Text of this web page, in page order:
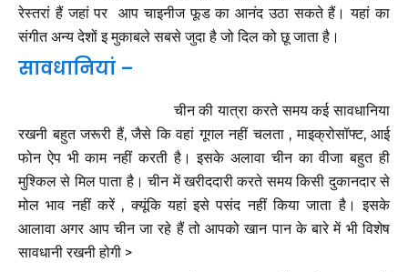
रेस्तरां हैं जहां पर आप चाइनीज फूड का आनंद उठा सकते हैं। यहां का
संगीत अन्य देशों इ मुकाबले सबसे जुदा है जो दिल को छू जाता है।
सावधानियां –
चीन की यात्रा करते समय कई सावधानिया
रखनी बहुत जरूरी हैं, जैसे कि वहां गूगल नहीं चलता , माइक्रोसॉफ्ट, आई
फोन ऐप भी काम नहीं करती है। इसके अलावा चीन का वीजा बहुत ही
मुश्किल से मिल पाता है। चीन में खरीददारी करते समय किसी दुकानदार से
मोल भाव नहीं करें , क्यूंकि यहां इसे पसंद नहीं किया जाता है। इसके
आलावा अगर आप चीन जा रहे हैं तो आपको खान पान के बारे में भी विशेष
सावधानी रखनी होगी >